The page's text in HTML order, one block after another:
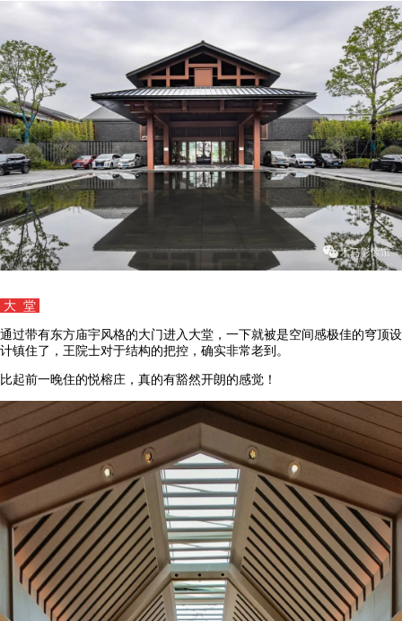
大 堂
通过带有东方庙宇风格的大门进入大堂，一下就被是空间感极佳的穹顶设
计镇住了，王院士对于结构的把控，确实非常老到。
比起前一晚住的悦榕庄，真的有豁然开朗的感觉！